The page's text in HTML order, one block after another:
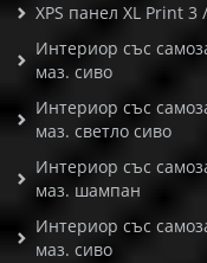
XPS панел XL Print 3
Интериор със
маз. сиво
Интериор със
маз. светло сиво
Интериор със
маз. шампан
Интериор със
маз. сиво